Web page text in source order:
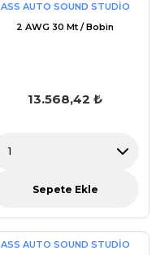
ASS AUTO SOUND STUDİO
2 AWG 30 Mt / Bobin
13.568,42 ₺
Sepete Ekle
ASS AUTO SOUND STUDİO